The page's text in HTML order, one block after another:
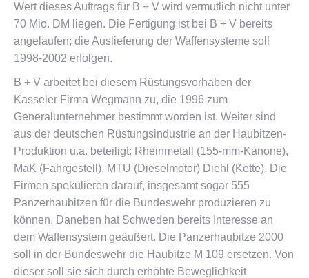
Wert dieses Auftrags für B + V wird vermutlich nicht unter
70 Mio. DM liegen. Die Fertigung ist bei B + V bereits
angelaufen; die Auslieferung der Waffensysteme soll
1998-2002 erfolgen.
B + V arbeitet bei diesem Rüstungsvorhaben der
Kasseler Firma Wegmann zu, die 1996 zum
Generalunternehmer bestimmt worden ist. Weiter sind
aus der deutschen Rüstungsindustrie an der Haubitzen-
Produktion u.a. beteiligt: Rheinmetall (155-mm-Kanone),
MaK (Fahrgestell), MTU (Dieselmotor) Diehl (Kette). Die
Firmen spekulieren darauf, insgesamt sogar 555
Panzerhaubitzen für die Bundeswehr produzieren zu
können. Daneben hat Schweden bereits Interesse an
dem Waffensystem geäußert. Die Panzerhaubitze 2000
soll in der Bundeswehr die Haubitze M 109 ersetzen. Von
dieser soll sie sich durch erhöhte Beweglichkeit